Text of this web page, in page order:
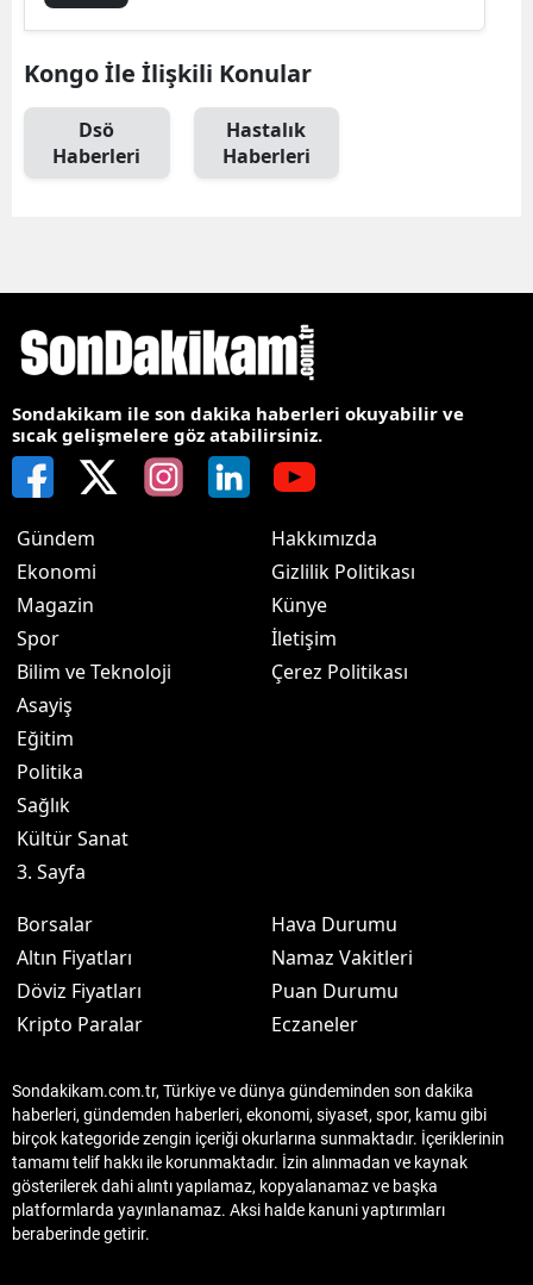
Kongo İle İlişkili Konular
Dsö
Haberleri
Hastalık
Haberleri
Sondakikam ile son dakika haberleri okuyabilir ve
sıcak gelişmelere göz atabilirsiniz.
Gündem
Ekonomi
Magazin
Spor
Bilim ve Teknoloji
Asayiş
Eğitim
Politika
Sağlık
Kültür Sanat
3. Sayfa
Hakkımızda
Gizlilik Politikası
Künye
İletişim
Çerez Politikası
Borsalar
Altın Fiyatları
Döviz Fiyatları
Kripto Paralar
Hava Durumu
Namaz Vakitleri
Puan Durumu
Eczaneler
Sondakikam.com.tr, Türkiye ve dünya gündeminden son dakika
haberleri, gündemden haberleri, ekonomi, siyaset, spor, kamu gibi
birçok kategoride zengin içeriği okurlarına sunmaktadır. İçeriklerinin
tamamı telif hakkı ile korunmaktadır. İzin alınmadan ve kaynak
gösterilerek dahi alıntı yapılamaz, kopyalanamaz ve başka
platformlarda yayınlanamaz. Aksi halde kanuni yaptırımları
beraberinde getirir.